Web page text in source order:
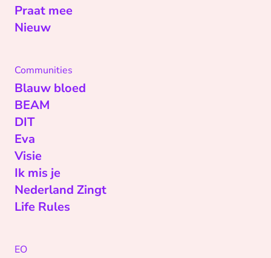
Praat mee
Nieuw
Communities
Blauw bloed
BEAM
DIT
Eva
Visie
Ik mis je
Nederland Zingt
Life Rules
EO